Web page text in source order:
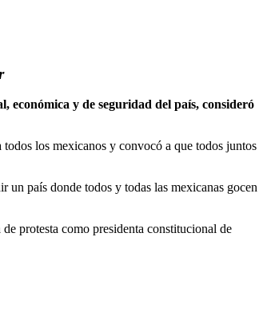
económica y de seguridad del país, consideró
los mexicanos y convocó a que todos juntos
un país donde todos y todas las mexicanas gocen
protesta como presidenta constitucional de